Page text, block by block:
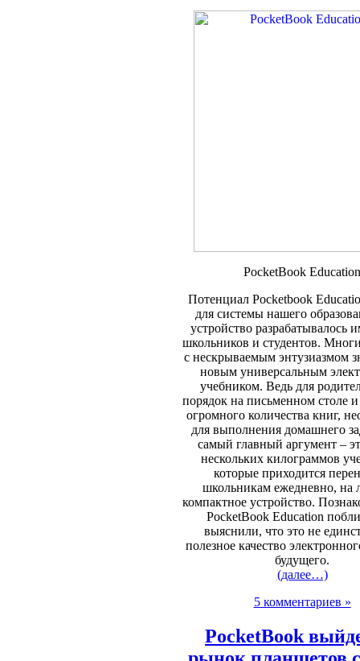
PocketBook Education
Потенциал Pocketbook
для системы нашего
устройство разрабатывалось
школьников и студентов.
с нескрываемым энтузиазмом
новым универсальным
учебником. Ведь для
порядок на письменном столе и
огромного количества книг,
для выполнения домашнего
самый главный аргумент –
нескольких килограммов
которые приходится
школьникам ежедневно, на
компактное устройство.
PocketBook Education
выяснили, что это не
полезное качество
будущего.
(далее…)
5 комментариев »
PocketBook